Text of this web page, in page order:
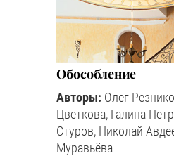
Обособление
Авторы: Олег
Цветкова, Галина
Стуров, Николай
Муравьёва